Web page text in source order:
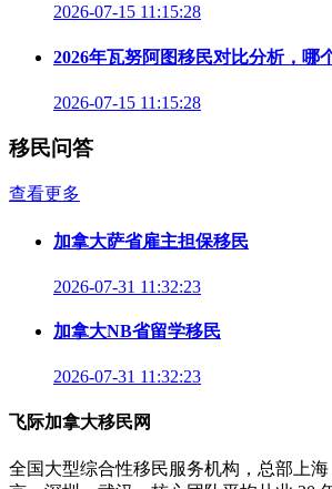
2026-07-15 11:15:28
2026年瓦努阿图移民对比分析，哪
2026-07-15 11:15:28
移民问答
查看更多
加拿大萨省雇主担保移民
2026-07-31 11:32:23
加拿大NB省留学移民
2026-07-31 11:32:23
飞际加拿大移民网
全国大型综合性移民服务机构，总部上